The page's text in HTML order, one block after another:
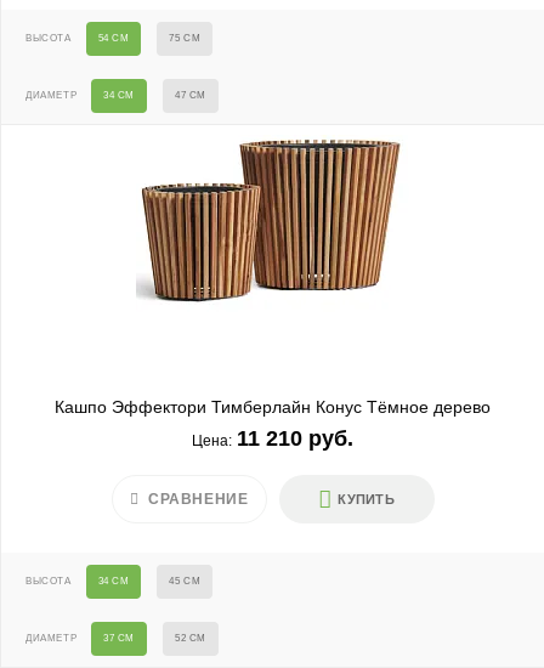
ВЫСОТА 54 СМ 75 СМ
ДИАМЕТР 34 СМ 47 СМ
Кашпо Эффектори Тимберлайн Конус Тёмное дерево
Цена: 11 210 руб.
КУПИТЬ
СРАВНЕНИЕ
ВЫСОТА 34 СМ 45 СМ
ДИАМЕТР 37 СМ 52 СМ